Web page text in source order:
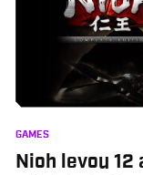
GAMES
Nioh levou